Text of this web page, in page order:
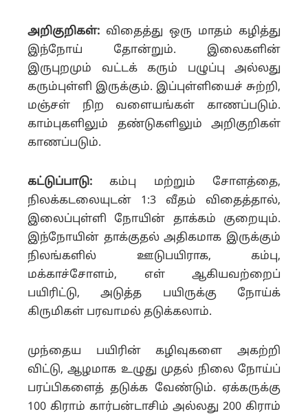
அறிகுறிகள்: விதைத்து ஒரு மாதம் கழித்து
இந்நோய் தோன்றும். இலைகளின்
இருபுறமும் வட்டக் கரும் பழுப்பு அல்லது
கரும்புள்ளி இருக்கும். இப்புள்ளியைச் சுற்றி,
மஞ்சள் நிற வளையங்கள் காணப்படும்.
காம்புகளிலும் தண்டுகளிலும் அறிகுறிகள்
காணப்படும்.
கட்டுப்பாடு: கம்பு மற்றும் சோளத்தை,
நிலக்கடலையுடன் 1:3 வீதம் விதைத்தால்,
இலைப்புள்ளி நோயின் தாக்கம் குறையும்.
இந்நோயின் தாக்குதல் அதிகமாக இருக்கும்
நிலங்களில் ஊடுபயிராக, கம்பு,
மக்காச்சோளம், எள் ஆகியவற்றைப்
பயிரிட்டு, அடுத்த பயிருக்கு நோய்க்
கிருமிகள் பரவாமல் தடுக்கலாம்.
முந்தைய பயிரின் கழிவுகளை அகற்றி
விட்டு, ஆழமாக உழுது முதல் நிலை நோய்ப்
பரப்பிகளைத் தடுக்க வேண்டும். ஏக்கருக்கு
100 கிராம் கார்பன்டாசிம் அல்லது 200 கிராம்